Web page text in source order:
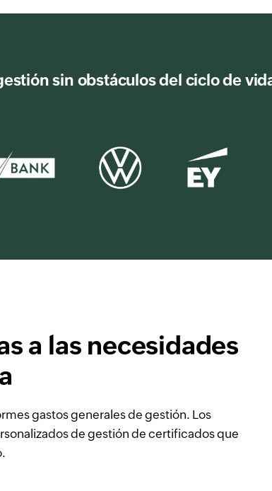
sin obstáculos del ciclo de
a las necesidades
gastos generales de gestión. Los
de gestión de certificados que